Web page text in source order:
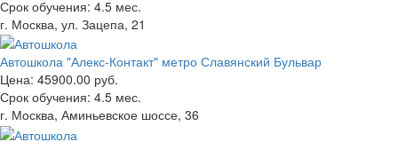
Срок обучения: 4.5 мес.
г. Москва, ул. Зацепа, 21
Автошкола "Алекс-Контакт" метро Славянский Бульвар
Цена: 45900.00 руб.
Срок обучения: 4.5 мес.
г. Москва, Аминьевское шоссе, 36